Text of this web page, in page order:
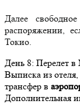
Далее
распоряжении,
Токио.
День 8: Перелет в
Выписка из отеля,
трансфер в
Дополнительная